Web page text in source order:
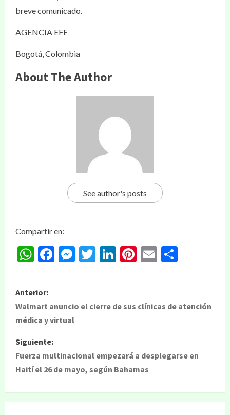
breve comunicado.
AGENCIA EFE
Bogotá, Colombia
About The Author
See author's posts
Compartir en:
WhatsApp
Facebook
Messenger
Twitter
LinkedIn
Pinterest
Email
Anterior:
Walmart anuncio el cierre de sus clínicas de atención
médica y virtual
Siguiente:
Fuerza multinacional empezará a desplegarse en
Haití el 26 de mayo, según Bahamas